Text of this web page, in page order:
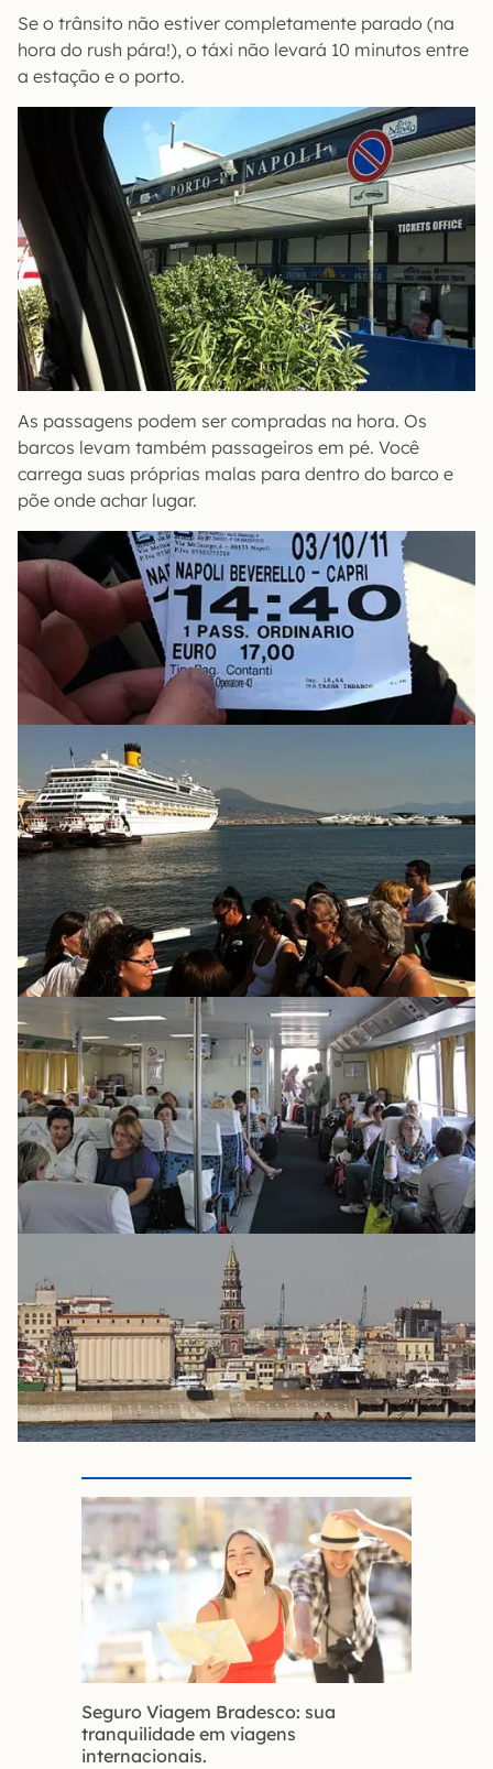
Se o trânsito não estiver completamente parado (na
hora do rush pára!), o táxi não levará 10 minutos entre
a estação e o porto.
As passagens podem ser compradas na hora. Os
barcos levam também passageiros em pé. Você
carrega suas próprias malas para dentro do barco e
põe onde achar lugar.
Seguro Viagem Bradesco: sua
tranquilidade em viagens
internacionais.